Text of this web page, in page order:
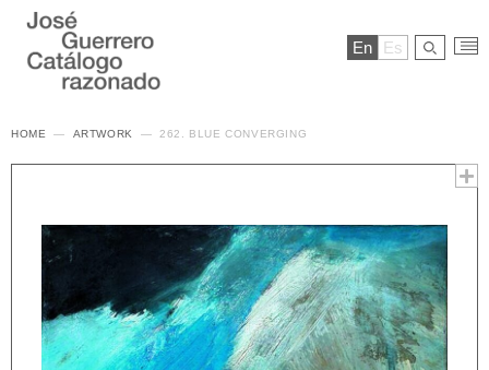
En Es
HOME ARTWORK 262. BLUE CONVERGING